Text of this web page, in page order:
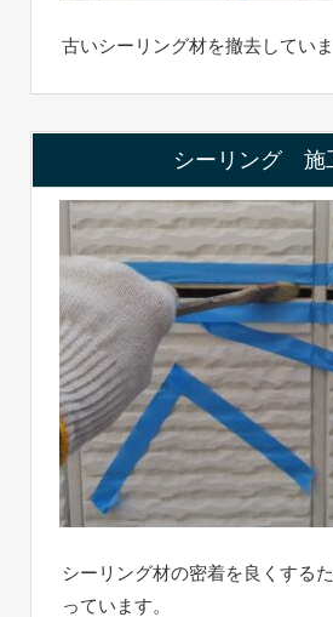
古いシーリング材を撤去していま
シーリング 施
シーリング材の密着を良くする
っています。